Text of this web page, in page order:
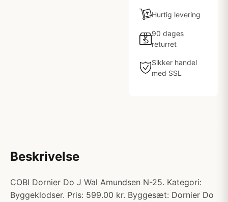
Hurtig levering
90 dages
returret
Sikker handel
med SSL
Beskrivelse
COBI Dornier Do J Wal Amundsen N-25. Kategori:
Byggeklodser. Pris: 599.00 kr. Byggesæt: Dornier Do